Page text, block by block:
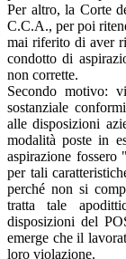
Per altro, la Corte
C.C.A., per poi
mai riferito di aver
condotto di
non corrette.
Secondo motivo:
sostanziale
alle disposizioni
modalità poste in
aspirazione fossero
per tali
perché non si
tratta tale
disposizioni del
emerge che il
loro violazione.